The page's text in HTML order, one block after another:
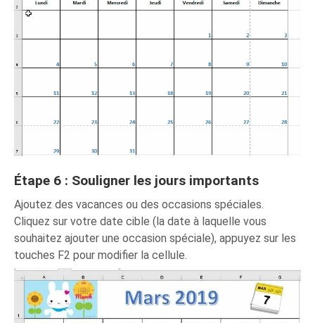
Étape 6 : Souligner les jours importants
Ajoutez des vacances ou des occasions spéciales.
Cliquez sur votre date cible (la date à laquelle vous
souhaitez ajouter une occasion spéciale), appuyez sur les
touches F2 pour modifier la cellule.